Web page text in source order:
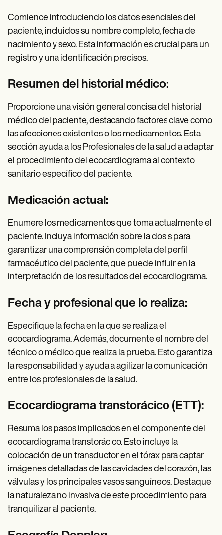
Comience introduciendo los datos esenciales del
paciente, incluidos su nombre completo, fecha de
nacimiento y sexo. Esta información es crucial para un
registro y una identificación precisos.
Resumen del historial médico:
Proporcione una visión general concisa del historial
médico del paciente, destacando factores clave como
las afecciones existentes o los medicamentos. Esta
sección ayuda a los Profesionales de la salud a adaptar
el procedimiento del ecocardiograma al contexto
sanitario específico del paciente.
Medicación actual:
Enumere los medicamentos que toma actualmente el
paciente. Incluya información sobre la dosis para
garantizar una comprensión completa del perfil
farmacéutico del paciente, que puede influir en la
interpretación de los resultados del ecocardiograma.
Fecha y profesional que lo realiza:
Especifique la fecha en la que se realiza el
ecocardiograma. Además, documente el nombre del
técnico o médico que realiza la prueba. Esto garantiza
la responsabilidad y ayuda a agilizar la comunicación
entre los profesionales de la salud.
Ecocardiograma transtorácico (ETT):
Resuma los pasos implicados en el componente del
ecocardiograma transtorácico. Esto incluye la
colocación de un transductor en el tórax para captar
imágenes detalladas de las cavidades del corazón, las
válvulas y los principales vasos sanguíneos. Destaque
la naturaleza no invasiva de este procedimiento para
tranquilizar al paciente.